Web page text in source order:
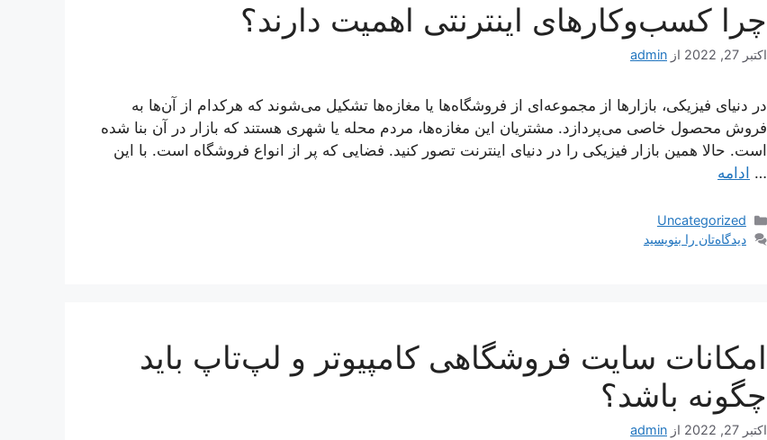
چرا کسب‌وکارهای اینترنتی اهمیت دارند؟
اکتبر 27, 2022 از admin
در دنیای فیزیکی، بازارها از مجموعه‌ای از فروشگاه‌ها یا مغازه‌ها تشکیل می‌شوند که هرکدام از آن‌ها به
فروش محصول خاصی می‌پردازد. مشتریان این مغازه‌ها، مردم محله یا شهری هستند که بازار در آن بنا شده
است. حالا همین بازار فیزیکی را در دنیای اینترنت تصور کنید. فضایی که پر از انواع فروشگاه است. با این
… ادامه
دسته‌ها
Uncategorized
دیدگاه‌تان را بنویسید
امکانات سایت فروشگاهی کامپیوتر و لپ‌تاپ باید
چگونه باشد؟
اکتبر 27, 2022 از admin